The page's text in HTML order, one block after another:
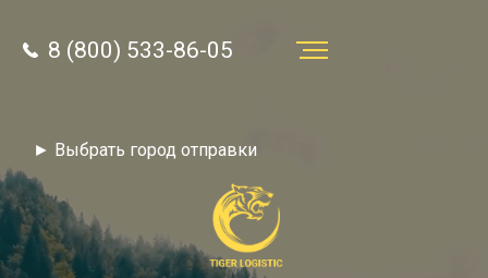
► Выбрать город отправки
8 (800) 533-86-05